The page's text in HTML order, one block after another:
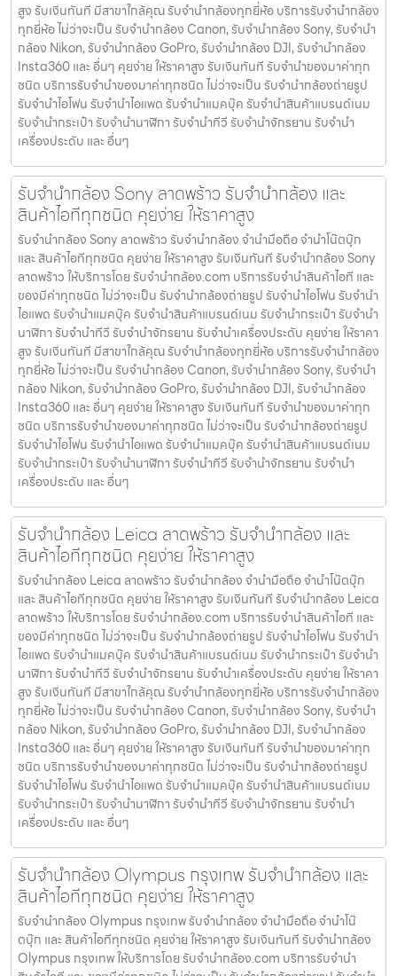
สูง รับเงินทันที มีสาขาใกล้คุณ รับจำนำกล้องทุกยี่ห้อ บริการรับจำนำกล้อง
ทุกยี่ห้อ ไม่ว่าจะเป็น รับจำนำกล้อง Canon, รับจำนำกล้อง Sony, รับจำนำ
กล้อง Nikon, รับจำนำกล้อง GoPro, รับจำนำกล้อง DJI, รับจำนำกล้อง
Insta360 และ อื่นๆ คุยง่าย ให้ราคาสูง รับเงินทันที รับจำนำของมาค่าทุก
ชนิด บริการรับจำนำของมาค่าทุกชนิด ไม่ว่าจะเป็น รับจํานํากล้องถ่ายรูป
รับจํานําไอโฟน รับจํานําไอแพด รับจํานําแมคบุ๊ค รับจํานําสินค้าแบรนด์เนม
รับจํานํากระเป๋า รับจํานํานาฬิกา รับจํานําทีวี รับจํานําจักรยาน รับจํานํา
เครื่องประดับ และ อื่นๆ
รับจำนำกล้อง Sony ลาดพร้าว รับจํานํากล้อง และ
สินค้าไอทีทุกชนิด คุยง่าย ให้ราคาสูง
รับจำนำกล้อง Sony ลาดพร้าว รับจํานํากล้อง จำนำมือถือ จำนำโน๊ตบุ๊ก
และ สินค้าไอทีทุกชนิด คุยง่าย ให้ราคาสูง รับเงินทันที รับจำนำกล้อง Sony
ลาดพร้าว ให้บริการโดย รับจํานํากล้อง.com บริการรับจํานําสินค้าไอที และ
ของมีค่าทุกชนิด ไม่ว่าจะเป็น รับจํานํากล้องถ่ายรูป รับจํานําไอโฟน รับจํานํา
ไอแพด รับจํานําแมคบุ๊ค รับจํานําสินค้าแบรนด์เนม รับจํานํากระเป๋า รับจํานํา
นาฬิกา รับจํานําทีวี รับจํานําจักรยาน รับจํานําเครื่องประดับ คุยง่าย ให้ราคา
สูง รับเงินทันที มีสาขาใกล้คุณ รับจำนำกล้องทุกยี่ห้อ บริการรับจำนำกล้อง
ทุกยี่ห้อ ไม่ว่าจะเป็น รับจำนำกล้อง Canon, รับจำนำกล้อง Sony, รับจำนำ
กล้อง Nikon, รับจำนำกล้อง GoPro, รับจำนำกล้อง DJI, รับจำนำกล้อง
Insta360 และ อื่นๆ คุยง่าย ให้ราคาสูง รับเงินทันที รับจำนำของมาค่าทุก
ชนิด บริการรับจำนำของมาค่าทุกชนิด ไม่ว่าจะเป็น รับจํานํากล้องถ่ายรูป
รับจํานําไอโฟน รับจํานําไอแพด รับจํานําแมคบุ๊ค รับจํานําสินค้าแบรนด์เนม
รับจํานํากระเป๋า รับจํานํานาฬิกา รับจํานําทีวี รับจํานําจักรยาน รับจํานํา
เครื่องประดับ และ อื่นๆ
รับจำนำกล้อง Leica ลาดพร้าว รับจํานํากล้อง และ
สินค้าไอทีทุกชนิด คุยง่าย ให้ราคาสูง
รับจำนำกล้อง Leica ลาดพร้าว รับจํานํากล้อง จำนำมือถือ จำนำโน๊ตบุ๊ก
และ สินค้าไอทีทุกชนิด คุยง่าย ให้ราคาสูง รับเงินทันที รับจำนำกล้อง Leica
ลาดพร้าว ให้บริการโดย รับจํานํากล้อง.com บริการรับจํานําสินค้าไอที และ
ของมีค่าทุกชนิด ไม่ว่าจะเป็น รับจํานํากล้องถ่ายรูป รับจํานําไอโฟน รับจํานํา
ไอแพด รับจํานําแมคบุ๊ค รับจํานําสินค้าแบรนด์เนม รับจํานํากระเป๋า รับจํานํา
นาฬิกา รับจํานําทีวี รับจํานําจักรยาน รับจํานําเครื่องประดับ คุยง่าย ให้ราคา
สูง รับเงินทันที มีสาขาใกล้คุณ รับจำนำกล้องทุกยี่ห้อ บริการรับจำนำกล้อง
ทุกยี่ห้อ ไม่ว่าจะเป็น รับจำนำกล้อง Canon, รับจำนำกล้อง Sony, รับจำนำ
กล้อง Nikon, รับจำนำกล้อง GoPro, รับจำนำกล้อง DJI, รับจำนำกล้อง
Insta360 และ อื่นๆ คุยง่าย ให้ราคาสูง รับเงินทันที รับจำนำของมาค่าทุก
ชนิด บริการรับจำนำของมาค่าทุกชนิด ไม่ว่าจะเป็น รับจํานํากล้องถ่ายรูป
รับจํานําไอโฟน รับจํานําไอแพด รับจํานําแมคบุ๊ค รับจํานําสินค้าแบรนด์เนม
รับจํานํากระเป๋า รับจํานํานาฬิกา รับจํานําทีวี รับจํานําจักรยาน รับจํานํา
เครื่องประดับ และ อื่นๆ
รับจํานํากล้อง Olympus กรุงเทพ รับจํานํากล้อง และ
สินค้าไอทีทุกชนิด คุยง่าย ให้ราคาสูง
รับจํานํากล้อง Olympus กรุงเทพ รับจํานํากล้อง จำนำมือถือ จำนำโน๊
ตบุ๊ก และ สินค้าไอทีทุกชนิด คุยง่าย ให้ราคาสูง รับเงินทันที รับจํานํากล้อง
Olympus กรุงเทพ ให้บริการโดย รับจํานํากล้อง.com บริการรับจํานํา